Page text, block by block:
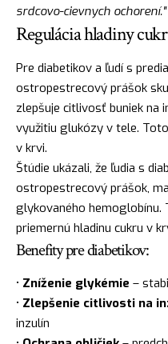
srdcovo-cievnych ochorení."
Regulácia hladiny
Pre diabetikov a ľudí s
ostropestrecový prášok
zlepšuje citlivosť buniek na
využitiu glukózy v tele.
v krvi.
Štúdie ukázali, že ľudia s
ostropestrecový prášok,
glykovaného hemoglobínu.
priemernú hladinu cukru v
Benefity pre diabetikov:
• Zníženie glykémie –
• Zlepšenie citlivosti na
inzulín